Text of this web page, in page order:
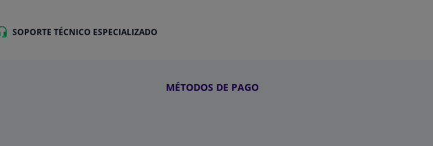
SOPORTE TÉCNICO ESPECIALIZADO
MÉTODOS DE PAGO